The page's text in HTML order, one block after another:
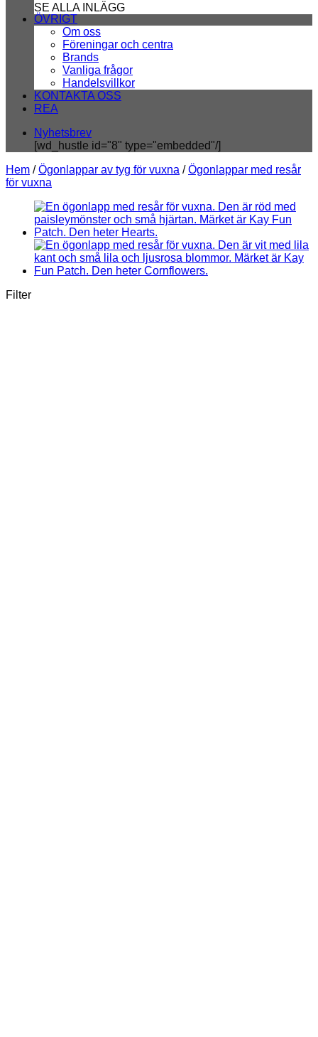
SE ALLA INLÄGG
ÖVRIGT
Om oss
Föreningar och centra
Brands
Vanliga frågor
Handelsvillkor
KONTAKTA OSS
REA
Nyhetsbrev
[wd_hustle id="8" type="embedded"/]
Hem / Ögonlappar av tyg för vuxna / Ögonlappar med resår
för vuxna
Filter